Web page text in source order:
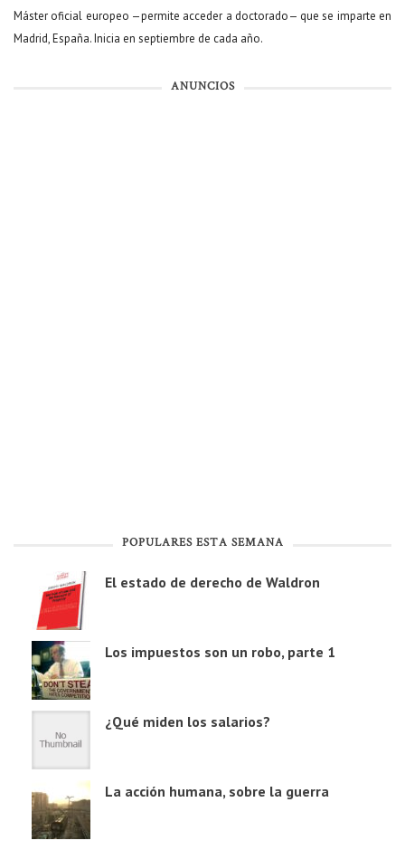
Máster oficial europeo —permite acceder a doctorado— que se imparte en
Madrid, España. Inicia en septiembre de cada año.
ANUNCIOS
POPULARES ESTA SEMANA
El estado de derecho de Waldron
Los impuestos son un robo, parte 1
¿Qué miden los salarios?
La acción humana, sobre la guerra